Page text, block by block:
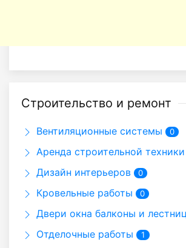
Строительство и ремонт
Вентиляционные системы 0
Аренда строительной техники
Дизайн интерьеров 0
Кровельные работы 0
Двери окна балконы и
Отделочные работы 1